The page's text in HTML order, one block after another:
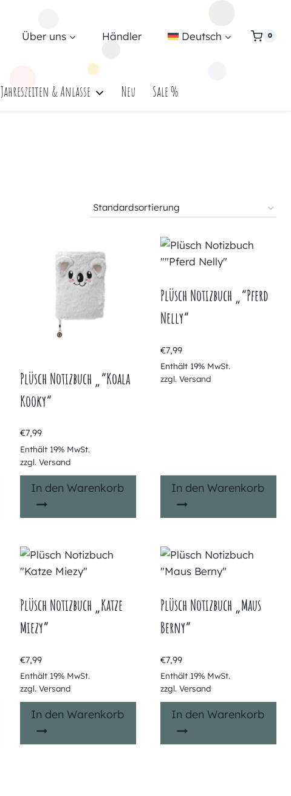
Über uns Händler Deutsch 0
Jahreszeiten & Anlässe Neu Sale %
Plüsch Notizbuch „“Koala
Kooky“
€7,99
Enthält 19% MwSt.
zzgl.Versand
In den Warenkorb
Plüsch Notizbuch „“Pferd
Nelly“
€7,99
Enthält 19% MwSt.
zzgl.Versand
In den Warenkorb
Plüsch Notizbuch „Katze
Miezy“
€7,99
Enthält 19% MwSt.
zzgl.Versand
In den Warenkorb
Plüsch Notizbuch „Maus
Berny“
€7,99
Enthält 19% MwSt.
zzgl.Versand
In den Warenkorb